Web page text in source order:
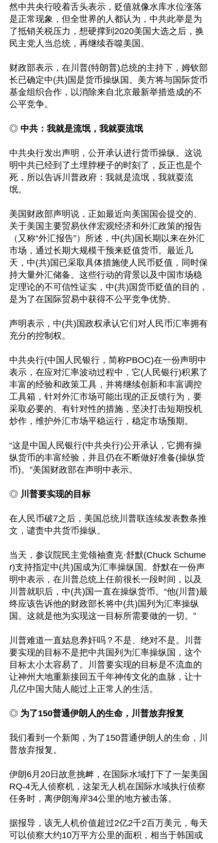
然中共央行咬着舌头表示，贬值就像水库水位涨落
是正常现象，但全世界的人都认为，中共此举是为
了抵销关税压力，想硬撑到2020美国大选之后，换
民主党人当总统，再继续吞噬美国。
财政部表示，在川普(特朗普)总统的主持下，姆钦部
长已确定中(共)国是货币操纵国。美方将与国际货币
基金组织合作，以消除来自北京最新举措造成的不
公平竞争。
◎ 中共：我就是流氓，我就耍流氓
中共央行发出声明，公开承认进行货币操纵。这说
明中共已经到了土埋脖梗子的时刻了，反正也是个
死，所以告诉川普政府：我就是流氓，我就耍流
氓。
美国财政部声明说，正如最近向美国国会提交的、
关于美国主要贸易伙伴宏观经济和外汇政策的报告
（又称“外汇报告”）所述，中(共)国长期以来在外汇
市场，通过长期大规模干预来贬值货币。最近几
天，中(共)国已采取具体措施使人民币贬值，同时保
持大量外汇储备。这些行动的背景以及中国市场稳
定理论的不可信性证实，中(共)国货币贬值的目的，
是为了在国际贸易中获得不公平竞争优势。
声明表示，中(共)国政权承认它们对人民币汇率拥有
充分的控制权。
中共央行(中国人民银行，简称PBOC)在一份声明中
表示，在应对汇率波动过程中，它(人民银行)积累了
丰富的经验和政策工具，并将继续创新和丰富调控
工具箱，针对外汇市场可能出现的正反馈行为，要
采取必要的、有针对性的措施，坚决打击短期投机
炒作，维护外汇市场平稳运行，稳定市场预期。
“这是中国人民银行(中共央行)公开承认，它拥有操
纵货币的丰富经验，并且仍在不断做好准备(操纵货
币)。”美国财政部在声明中表示。
◎ 川普要实现的目标
在人民币破7之后，美国总统川普联连续发表数条推
文，谴责中共货币操纵。
当天，参议院民主党领袖查克·舒默(Chuck Schume
r)支持指定中(共)国成为汇率操纵国。舒默在一份声
明中表示，在川普总统上任前很长一段时间，以及
川普就职后，中(共)国一直在操纵货币。“他(川普)最
终应该告诉他的财政部长将中(共)国列为汇率操纵
国。这就是他为实现这一目标所需要做的一切。”
川普难道一直姑息养奸吗？不是、绝对不是。川普
要实现的目标不是把中共国列为汇率操纵国，这个
目标太小太容易了。川普要实现的目标是不流血的
让神州大地重新接回五千年神传文化的血脉，让十
几亿中国大陆人能过上正常人的生活。
◎ 为了150普通伊朗人的生命，川普放弃报复
我们看到一个新闻，为了150普通伊朗人的生命，川
普放弃报复。
伊朗6月20日故意挑衅，在国际水域打下了一架美国
RQ-4无人侦察机，这架无人机在国际水域执行侦察
任务时，离伊朗海岸34公里的地方被击落。
据报导，该无人机价值超过2亿2千2百万美元，每天
可以侦察大约10万平方公里的面积，相当于韩国或